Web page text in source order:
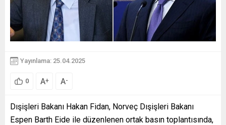
Yayınlama: 25.04.2025
0 A+ A-
Dışişleri Bakanı Hakan Fidan, Norveç Dışişleri Bakanı
Espen Barth Eide ile düzenlenen ortak basın toplantısında,